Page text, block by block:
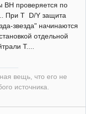
ВН проверяется по
При Т D/Y защита
звезда" начинаются
отдельной
Т....
вещь, что его не
источника.